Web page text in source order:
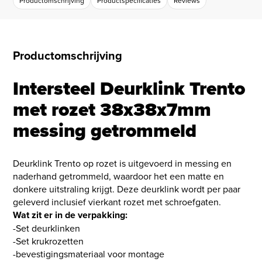
Productomschrijving
Intersteel Deurklink Trento
met rozet 38x38x7mm
messing getrommeld
Deurklink Trento op rozet is uitgevoerd in messing en
naderhand getrommeld, waardoor het een matte en
donkere uitstraling krijgt. Deze deurklink wordt per paar
geleverd inclusief vierkant rozet met schroefgaten.
Wat zit er in de verpakking:
-Set deurklinken
-Set krukrozetten
-bevestigingsmateriaal voor montage